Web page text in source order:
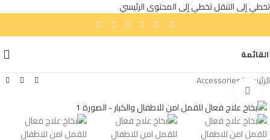
تخطي إلى التنقلتخطي إلى المحتوى الرئيسي
القائمة
الرئيسية/
Accessories